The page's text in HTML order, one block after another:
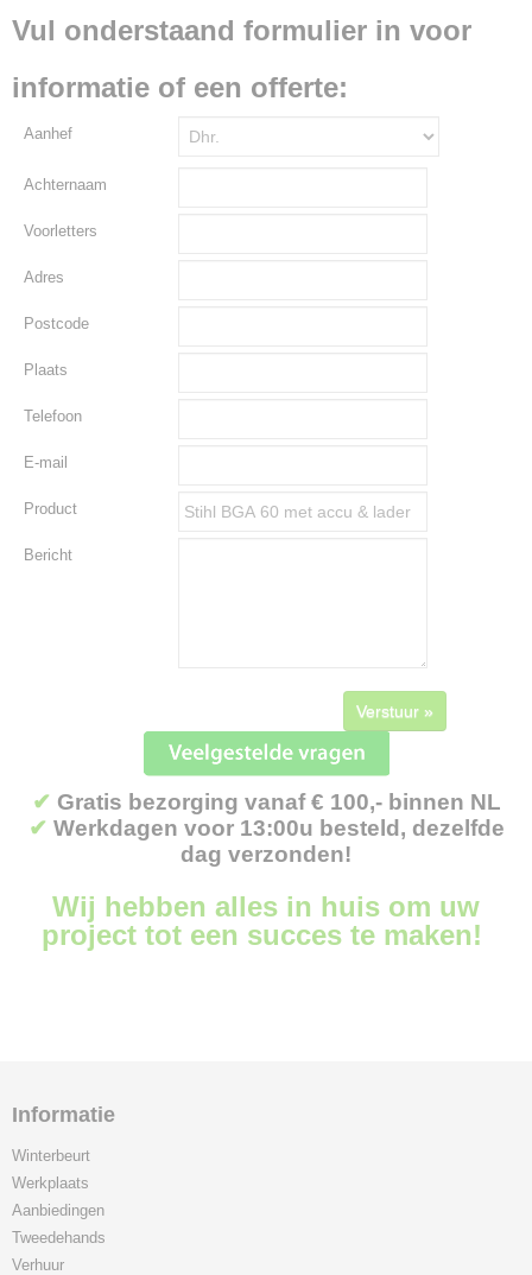
Vul onderstaand formulier in voor
informatie of een offerte:
Aanhef
Achternaam
Voorletters
Adres
Postcode
Plaats
Telefoon
E-mail
Product
Bericht
Verstuur »
✔ Gratis bezorging vanaf € 100,- binnen NL
✔ Werkdagen voor 13:00u besteld, dezelfde
dag verzonden!
Wij hebben alles in huis om uw
project tot een succes te maken!
Informatie
Winterbeurt
Werkplaats
Aanbiedingen
Tweedehands
Verhuur